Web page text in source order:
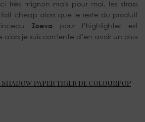
très mignon mais pour moi, les strass
cheap alors que le reste du produit
Zoeva pour l’highlighter est
je suis contente d’en avoir un plus
SHADOW PAPER TIGER DE COLOURPOP